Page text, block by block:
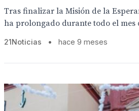
Tras finalizar la Misión de la
ha prolongado durante todo el mes
21Noticias • hace 9 meses